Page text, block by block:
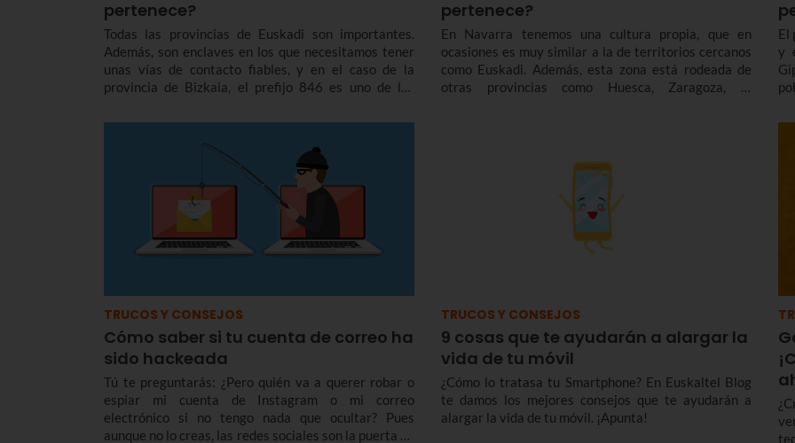
pertenece?
Todas las provincias de Euskadi son importantes.
Además, son enclaves en los que necesitamos tener
unas vías de contacto fiables, y en el caso de la
provincia de Bizkaia, el prefijo 846 es uno de los
particulares y a las empresas que se encuentran aquí.
pertenece?
En Navarra tenemos una cultura propia, que en
ocasiones es muy similar a la de territorios cercanos
como Euskadi. Además, esta zona está rodeada de
otras provincias como Huesca, Zaragoza, la
El
y
TRUCOS Y CONSEJOS
Cómo saber si tu cuenta de correo ha
sido hackeada
Tú te preguntarás: ¿Pero quién va a querer robar o
espiar mi cuenta de Instagram o mi correo
electrónico si no tengo nada que ocultar? Pues
aunque no lo creas, las redes sociales son la puerta de
TRUCOS Y CONSEJOS
9 cosas que te ayudarán a alargar la
vida de tu móvil
¿Cómo lo tratasa tu Smartphone? En Euskaltel Blog
te damos los mejores consejos que te ayudarán a
alargar la vida de tu móvil. ¡Apunta!